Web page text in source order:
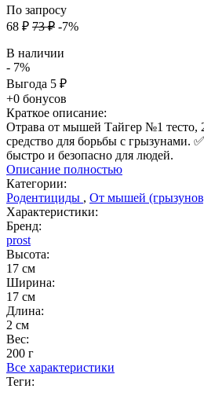
По запросу
68 ₽ 73 ₽ -7%
В наличии
- 7%
Выгода 5 ₽
+0 бонусов
Краткое описание:
Отрава от мышей Тайгер №1 тесто,
средство для борьбы с грызунами.
быстро и безопасно для людей.
Описание полностью
Категории:
Родентициды , От мышей
Характеристики:
Бренд:
prost
Высота:
17 см
Ширина:
17 см
Длина:
2 см
Вес:
200 г
Все характеристики
Теги: